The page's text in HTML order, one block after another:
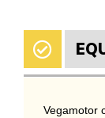
Vegamotor